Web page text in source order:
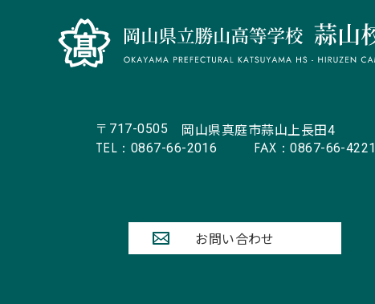
〒717-0505 岡山県真庭市蒜山上長田4
TEL： 0867-66-2016 FAX：0867-66-4221
お問い合わせ